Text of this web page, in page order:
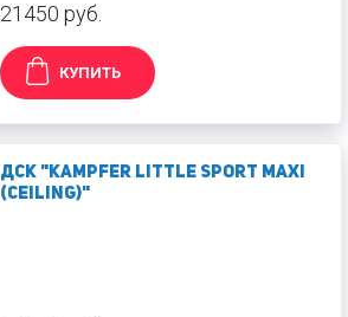
21450 руб.
КУПИТЬ
ДСК "Kampfer Little sport Maxi
(ceiling)"